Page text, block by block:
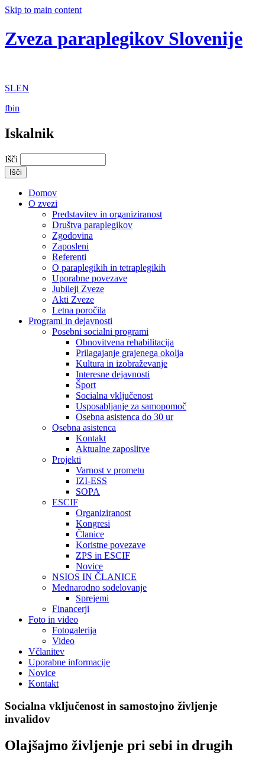
Skip to main content
Zveza paraplegikov Slovenije
SLEN
fbin
Iskalnik
Išči
Domov
O zvezi
Predstavitev in organiziranost
Društva paraplegikov
Zgodovina
Zaposleni
Referenti
O paraplegikih in tetraplegikih
Uporabne povezave
Jubileji Zveze
Akti Zveze
Letna poročila
Programi in dejavnosti
Posebni socialni programi
Obnovitvena rehabilitacija
Prilagajanje grajenega okolja
Kultura in izobraževanje
Interesne dejavnosti
Šport
Socialna vključenost
Usposabljanje za samopomoč
Osebna asistenca do 30 ur
Osebna asistenca
Kontakt
Aktualne zaposlitve
Projekti
Varnost v prometu
IZI-ESS
SOPA
ESCIF
Organiziranost
Kongresi
Članice
Koristne povezave
ZPS in ESCIF
Novice
NSIOS IN ČLANICE
Mednarodno sodelovanje
Sprejemi
Financerji
Foto in video
Fotogalerija
Video
Včlanitev
Uporabne informacije
Novice
Kontakt
Socialna vključenost in samostojno življenje
invalidov
Olajšajmo življenje pri sebi in drugih